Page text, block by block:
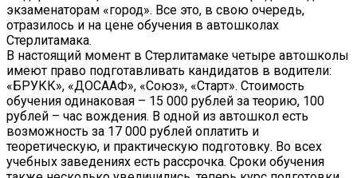
экзаменаторам «город». Все это, в свою очередь,
отразилось и на цене обучения в автошколах
Стерлитамака.
В настоящий момент в Стерлитамаке четыре автошколы
имеют право подготавливать кандидатов в водители:
«БРУКК», «ДОСААФ», «Союз», «Старт». Стоимость
обучения одинаковая – 15 000 рублей за теорию, 100
рублей – час вождения. В одной из автошкол есть
возможность за 17 000 рублей оплатить и
теоретическую, и практическую подготовку. Во всех
учебных заведениях есть рассрочка. Сроки обучения